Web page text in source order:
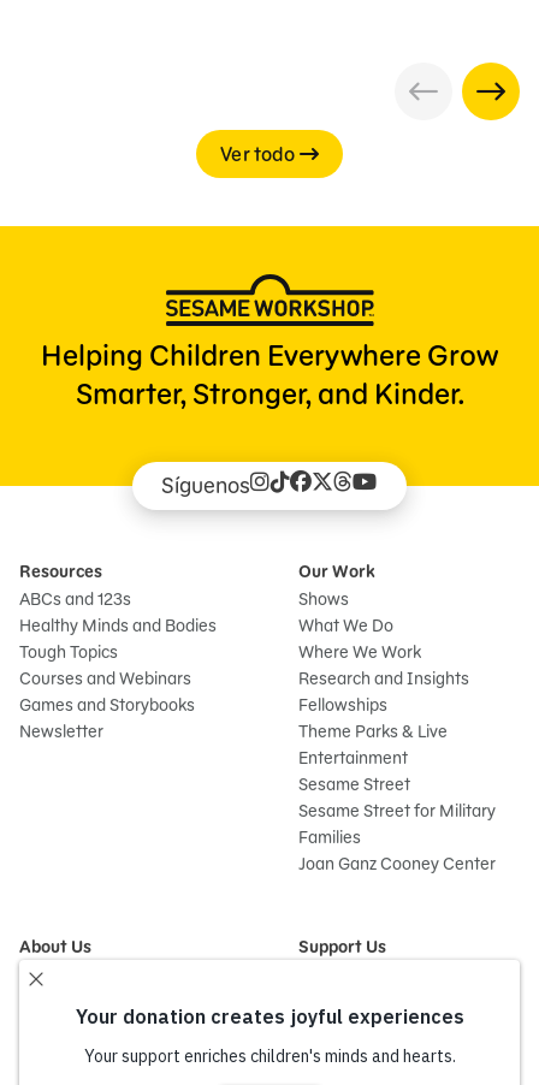
Ver todo
Helping Children Everywhere Grow
Smarter, Stronger, and Kinder.
Síguenos
Resources
ABCs and 123s
Healthy Minds and Bodies
Tough Topics
Courses and Webinars
Games and Storybooks
Newsletter
Our Work
Shows
What We Do
Where We Work
Research and Insights
Fellowships
Theme Parks & Live
Entertainment
Sesame Street
Sesame Street for Military
Families
Joan Ganz Cooney Center
About Us
Mission and History
Financials
Partners
Support Us
Giving
Impact Report